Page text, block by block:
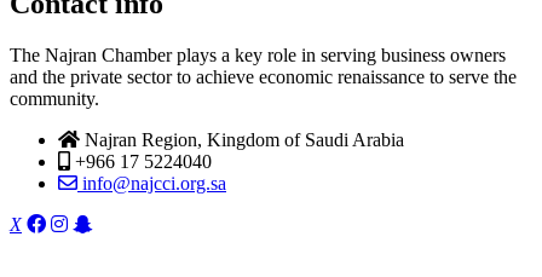
The Najran Chamber plays a key role in serving business owners
and the private sector to achieve economic renaissance to serve the
community.
Najran Region, Kingdom of Saudi Arabia
+966 17 5224040
info@najcci.org.sa
X